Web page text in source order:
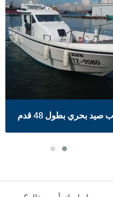
قارب صيد بحري بطول 48 قدم